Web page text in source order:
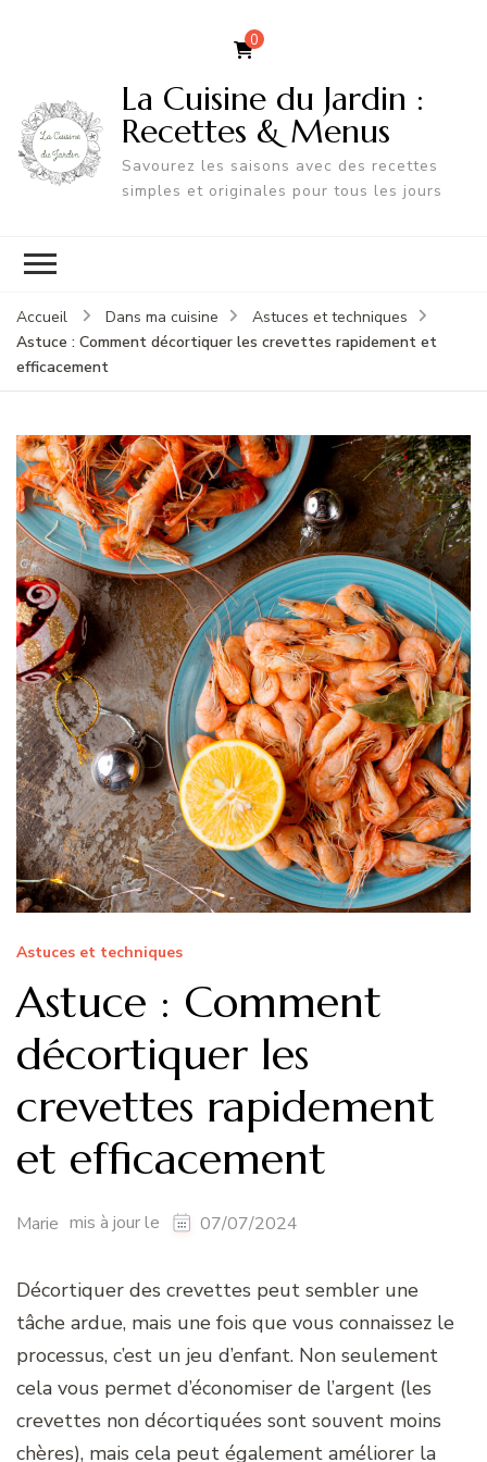
0
La Cuisine du Jardin :
Recettes & Menus
Savourez les saisons avec des recettes
simples et originales pour tous les jours
Accueil Dans ma cuisine
Astuces et techniques
Astuce : Comment décortiquer les crevettes rapidement et
efficacement
Astuces et techniques
Astuce : Comment
décortiquer les
crevettes rapidement
et efficacement
Marie mis à jour le 07/07/2024
Décortiquer des crevettes peut sembler une
tâche ardue, mais une fois que vous connaissez le
processus, c’est un jeu d’enfant. Non seulement
cela vous permet d’économiser de l’argent (les
crevettes non décortiquées sont souvent moins
chères), mais cela peut également améliorer la